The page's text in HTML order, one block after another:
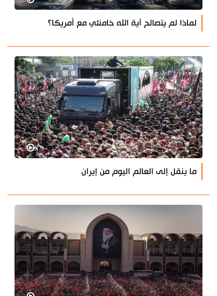
لماذا لم يتصالح آية الله خامنئي مع أمريكا؟
ما ينقل إلى العالم اليوم من إيران